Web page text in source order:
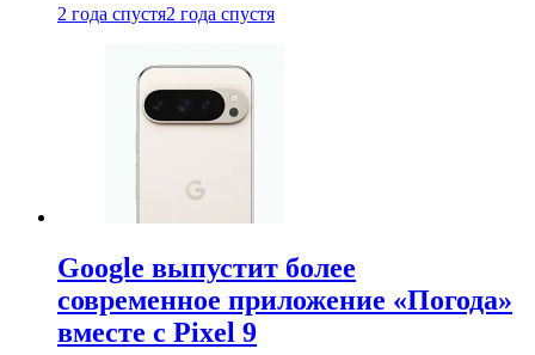
2 года спустя2 года спустя
Google выпустит более
современное приложение «Погода»
вместе с Pixel 9